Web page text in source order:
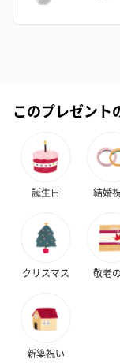
フラッグカプセル：
お酒を同梱してお届
※20歳未満の方への
プレミアムビール イネ
ディット（712円）
このプレゼント
誕生日 結婚
クリスマス 敬老
新築祝い